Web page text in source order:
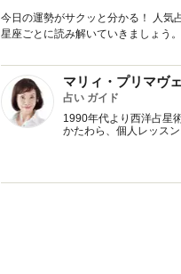
今日の運勢がサクッと分かる！ 人気
星座ごとに読み解いていきましょう。
マリィ・プリマヴ
占い ガイド
1990年代より西洋占星
かたわら、個人レッス